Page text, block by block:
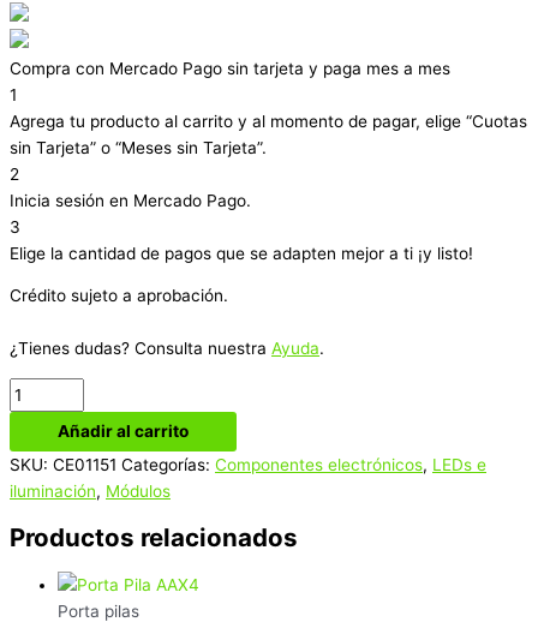
Compra con Mercado Pago sin tarjeta y paga mes a mes
1
Agrega tu producto al carrito y al momento de pagar, elige “Cuotas
sin Tarjeta” o “Meses sin Tarjeta”.
2
Inicia sesión en Mercado Pago.
3
Elige la cantidad de pagos que se adapten mejor a ti ¡y listo!
Crédito sujeto a aprobación.
¿Tienes dudas? Consulta nuestra Ayuda.
Añadir al carrito
SKU: CE01151 Categorías: Componentes electrónicos, LEDs e
iluminación, Módulos
Productos relacionados
Porta pilas